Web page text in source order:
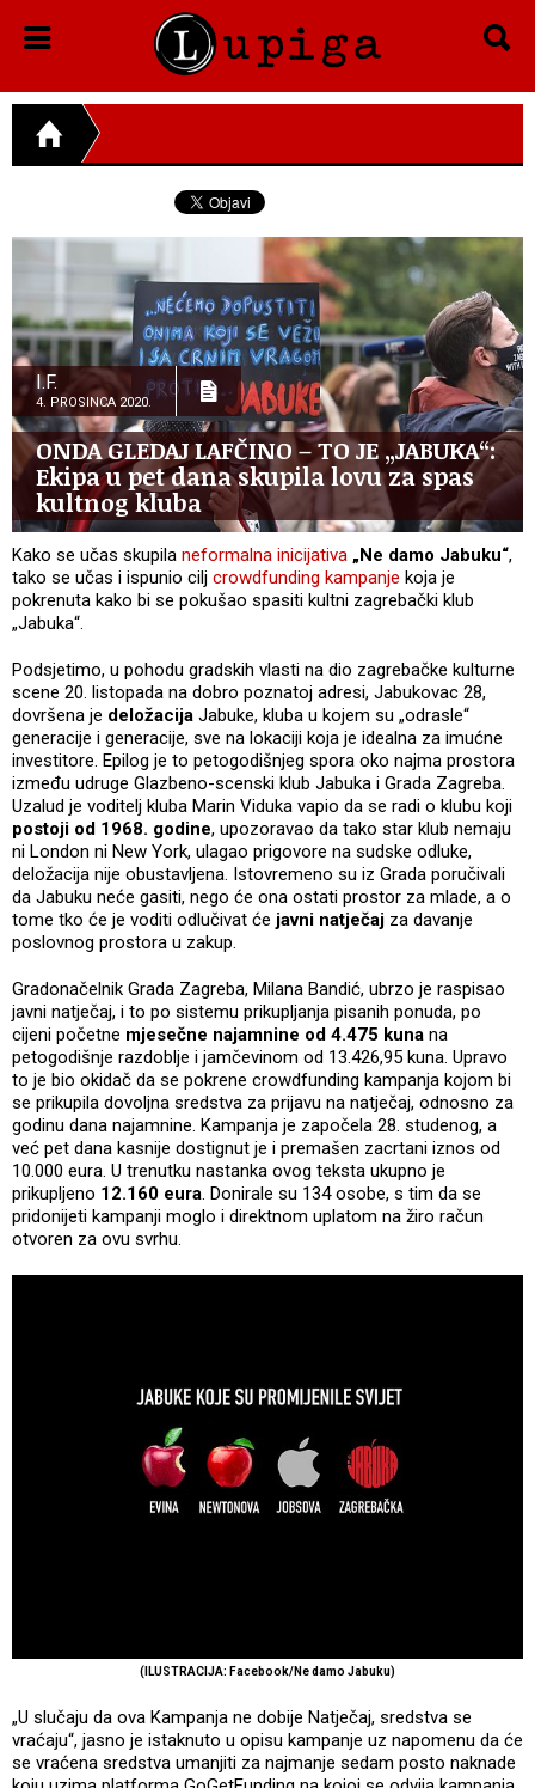
I.F.
4. PROSINCA 2020.
ONDA GLEDAJ LAFČINO – TO JE „JABUKA“:
Ekipa u pet dana skupila lovu za spas
kultnog kluba
Kako se učas skupila neformalna inicijativa „Ne damo Jabuku“,
tako se učas i ispunio cilj crowdfunding kampanje koja je
pokrenuta kako bi se pokušao spasiti kultni zagrebački klub
„Jabuka“.
Podsjetimo, u pohodu gradskih vlasti na dio zagrebačke kulturne
scene 20. listopada na dobro poznatoj adresi, Jabukovac 28,
dovršena je deložacija Jabuke, kluba u kojem su „odrasle“
generacije i generacije, sve na lokaciji koja je idealna za imućne
investitore. Epilog je to petogodišnjeg spora oko najma prostora
između udruge Glazbeno-scenski klub Jabuka i Grada Zagreba.
Uzalud je voditelj kluba Marin Viduka vapio da se radi o klubu koji
postoji od 1968. godine, upozoravao da tako star klub nemaju
ni London ni New York, ulagao prigovore na sudske odluke,
deložacija nije obustavljena. Istovremeno su iz Grada poručivali
da Jabuku neće gasiti, nego će ona ostati prostor za mlade, a o
tome tko će je voditi odlučivat će javni natječaj za davanje
poslovnog prostora u zakup.
Gradonačelnik Grada Zagreba, Milana Bandić, ubrzo je raspisao
javni natječaj, i to po sistemu prikupljanja pisanih ponuda, po
cijeni početne mjesečne najamnine od 4.475 kuna na
petogodišnje razdoblje i jamčevinom od 13.426,95 kuna. Upravo
to je bio okidač da se pokrene crowdfunding kampanja kojom bi
se prikupila dovoljna sredstva za prijavu na natječaj, odnosno za
godinu dana najamnine. Kampanja je započela 28. studenog, a
već pet dana kasnije dostignut je i premašen zacrtani iznos od
10.000 eura. U trenutku nastanka ovog teksta ukupno je
prikupljeno 12.160 eura. Donirale su 134 osobe, s tim da se
pridonijeti kampanji moglo i direktnom uplatom na žiro račun
otvoren za ovu svrhu.
(ILUSTRACIJA: Facebook/Ne damo Jabuku)
„U slučaju da ova Kampanja ne dobije Natječaj, sredstva se
vraćaju“, jasno je istaknuto u opisu kampanje uz napomenu da će
se vraćena sredstva umanjiti za najmanje sedam posto naknade